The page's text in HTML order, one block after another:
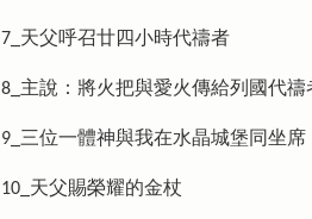
7_天父呼召廿四小時代禱者
8_主說：將火把與愛火傳給列國代禱
9_三位一體神與我在水晶城堡同坐席
10_天父賜榮耀的金杖